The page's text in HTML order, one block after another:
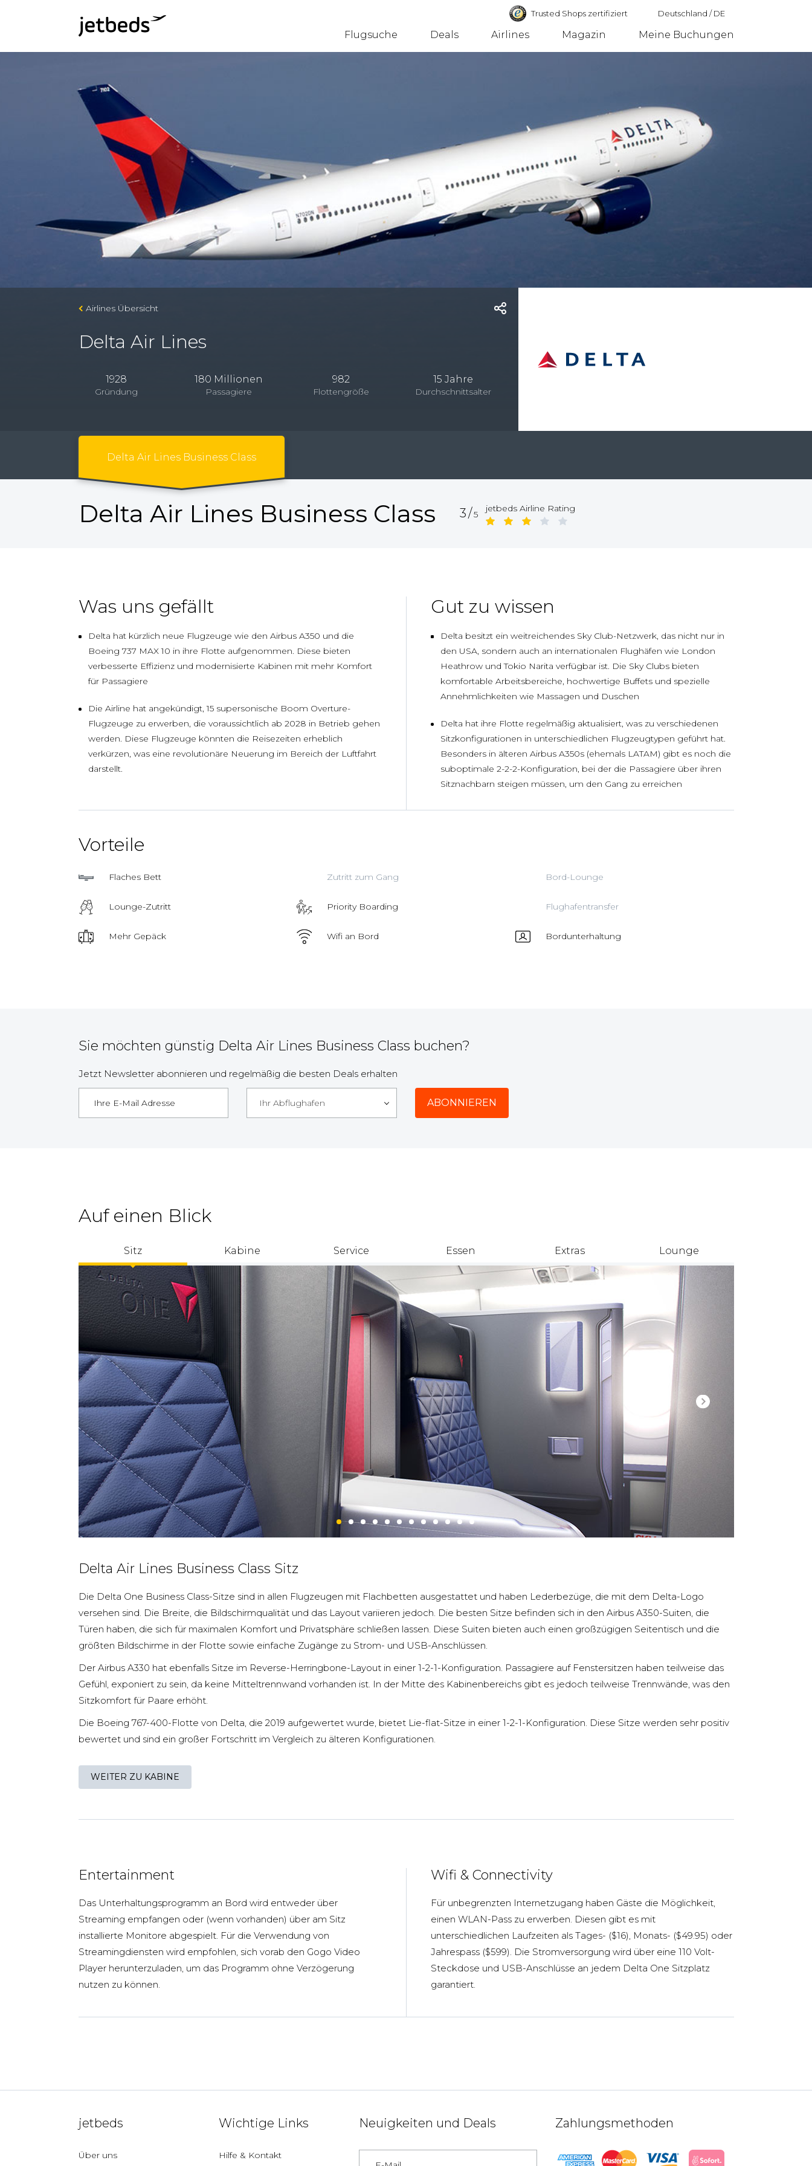
Trusted Shops zertifiziert Deutschland /DE
Flugsuche Deals Airlines Magazin Meine Buchungen
Airlines Übersicht
Delta Air Lines
1928
Gründung
180 Millionen
Passagiere
982
Flottengröße
15 Jahre
Durchschnittsalter
Delta Air Lines Business Class
Delta Air Lines Business Class 3/5
jetbeds Airline Rating
Was uns gefällt
Delta hat kürzlich neue Flugzeuge wie den Airbus A350 und die
Boeing 737 MAX 10 in ihre Flotte aufgenommen. Diese bieten
verbesserte Effizienz und modernisierte Kabinen mit mehr Komfort
für Passagiere
Die Airline hat angekündigt, 15 supersonische Boom Overture-
Flugzeuge zu erwerben, die voraussichtlich ab 2028 in Betrieb gehen
werden. Diese Flugzeuge könnten die Reisezeiten erheblich
verkürzen, was eine revolutionäre Neuerung im Bereich der Luftfahrt
darstellt.
Gut zu wissen
Delta besitzt ein weitreichendes Sky Club-Netzwerk, das nicht nur in
den USA, sondern auch an internationalen Flughäfen wie London
Heathrow und Tokio Narita verfügbar ist. Die Sky Clubs bieten
komfortable Arbeitsbereiche, hochwertige Buffets und spezielle
Annehmlichkeiten wie Massagen und Duschen
Delta hat ihre Flotte regelmäßig aktualisiert, was zu verschiedenen
Sitzkonfigurationen in unterschiedlichen Flugzeugtypen geführt hat.
Besonders in älteren Airbus A350s (ehemals LATAM) gibt es noch die
suboptimale 2-2-2-Konfiguration, bei der die Passagiere über ihren
Sitznachbarn steigen müssen, um den Gang zu erreichen
Vorteile
Flaches Bett Zutritt zum Gang Bord-Lounge
Lounge-Zutritt Priority Boarding Flughafentransfer
Mehr Gepäck Wifi an Bord Bordunterhaltung
Sie möchten günstig Delta Air Lines Business Class buchen?
Jetzt Newsletter abonnieren und regelmäßig die besten Deals erhalten
Ihr Abflughafen
Auf einen Blick
Sitz Kabine Service Essen Extras Lounge
Delta Air Lines Business Class Sitz
Die Delta One Business Class-Sitze sind in allen Flugzeugen mit Flachbetten ausgestattet und haben Lederbezüge, die mit dem Delta-Logo
versehen sind. Die Breite, die Bildschirmqualität und das Layout variieren jedoch. Die besten Sitze befinden sich in den Airbus A350-Suiten, die
Türen haben, die sich für maximalen Komfort und Privatsphäre schließen lassen. Diese Suiten bieten auch einen großzügigen Seitentisch und die
größten Bildschirme in der Flotte sowie einfache Zugänge zu Strom- und USB-Anschlüssen.
Der Airbus A330 hat ebenfalls Sitze im Reverse-Herringbone-Layout in einer 1-2-1-Konfiguration. Passagiere auf Fenstersitzen haben teilweise das
Gefühl, exponiert zu sein, da keine Mitteltrennwand vorhanden ist. In der Mitte des Kabinenbereichs gibt es jedoch teilweise Trennwände, was den
Sitzkomfort für Paare erhöht.
Die Boeing 767-400-Flotte von Delta, die 2019 aufgewertet wurde, bietet Lie-flat-Sitze in einer 1-2-1-Konfiguration. Diese Sitze werden sehr positiv
bewertet und sind ein großer Fortschritt im Vergleich zu älteren Konfigurationen.
WEITER ZU KABINE
Entertainment
Das Unterhaltungsprogramm an Bord wird entweder über
Streaming empfangen oder (wenn vorhanden) über am Sitz
installierte Monitore abgespielt. Für die Verwendung von
Streamingdiensten wird empfohlen, sich vorab den Gogo Video
Player herunterzuladen, um das Programm ohne Verzögerung
nutzen zu können.
Wifi & Connectivity
Für unbegrenzten Internetzugang haben Gäste die Möglichkeit,
einen WLAN-Pass zu erwerben. Diesen gibt es mit
unterschiedlichen Laufzeiten als Tages- ($16), Monats- ($49.95) oder
Jahrespass ($599). Die Stromversorgung wird über eine 110 Volt-
Steckdose und USB-Anschlüsse an jedem Delta One Sitzplatz
garantiert.
jetbeds
Über uns
Wichtige Links
Hilfe & Kontakt
Neuigkeiten und Deals Zahlungsmethoden